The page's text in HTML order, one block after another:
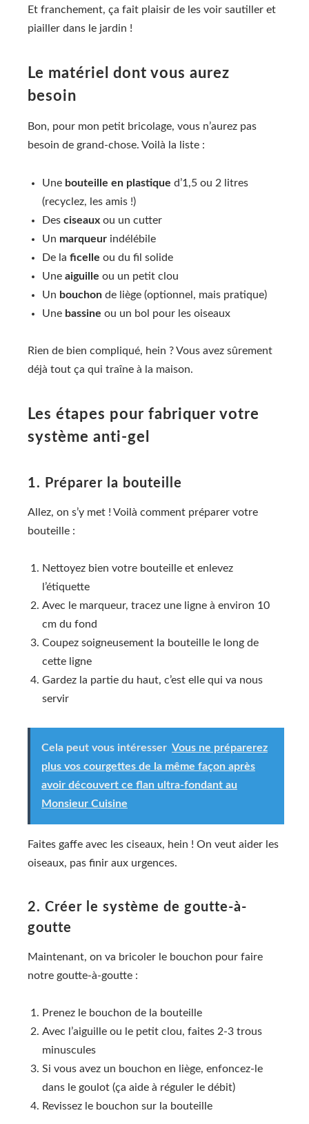
Et franchement, ça fait plaisir de les voir sautiller et
piailler dans le jardin !
Le matériel dont vous aurez
besoin
Bon, pour mon petit bricolage, vous n’aurez pas
besoin de grand-chose. Voilà la liste :
Une bouteille en plastique d’1,5 ou 2 litres
(recyclez, les amis !)
Des ciseaux ou un cutter
Un marqueur indélébile
De la ficelle ou du fil solide
Une aiguille ou un petit clou
Un bouchon de liège (optionnel, mais pratique)
Une bassine ou un bol pour les oiseaux
Rien de bien compliqué, hein ? Vous avez sûrement
déjà tout ça qui traîne à la maison.
Les étapes pour fabriquer votre
système anti-gel
1. Préparer la bouteille
Allez, on s’y met ! Voilà comment préparer votre
bouteille :
Nettoyez bien votre bouteille et enlevez
l’étiquette
Avec le marqueur, tracez une ligne à environ 10
cm du fond
Coupez soigneusement la bouteille le long de
cette ligne
Gardez la partie du haut, c’est elle qui va nous
servir
Cela peut vous intéresser Vous ne préparerez
plus vos courgettes de la même façon après
avoir découvert ce flan ultra-fondant au
Monsieur Cuisine
Faites gaffe avec les ciseaux, hein ! On veut aider les
oiseaux, pas finir aux urgences.
2. Créer le système de goutte-à-
goutte
Maintenant, on va bricoler le bouchon pour faire
notre goutte-à-goutte :
Prenez le bouchon de la bouteille
Avec l’aiguille ou le petit clou, faites 2-3 trous
minuscules
Si vous avez un bouchon en liège, enfoncez-le
dans le goulot (ça aide à réguler le débit)
Revissez le bouchon sur la bouteille